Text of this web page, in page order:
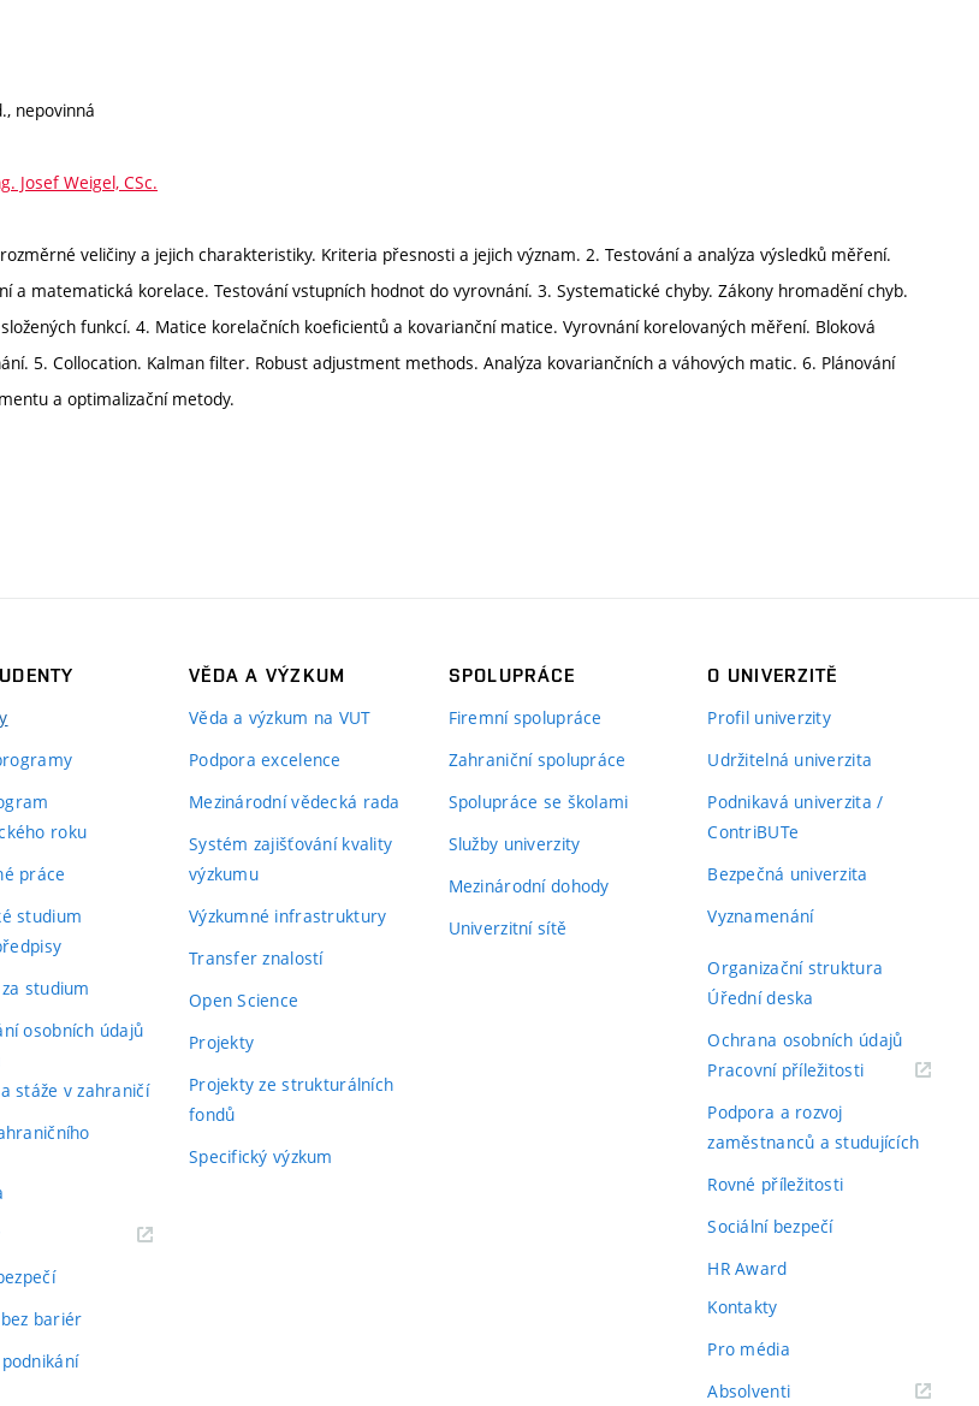
nepovinná
Josef Weigel, CSc.
veličiny a jejich charakteristiky. Kriteria přesnosti a jejich význam. 2. Testování a analýza výsledků měření.
a matematická korelace. Testování vstupních hodnot do vyrovnání. 3. Systematické chyby. Zákony hromadění chyb.
funkcí. 4. Matice korelačních koeficientů a kovarianční matice. Vyrovnání korelovaných měření. Bloková
5. Collocation. Kalman filter. Robust adjustment methods. Analýza kovariančních a váhových matic. 6. Plánování
a optimalizační metody.
roku
práce
studium
studium
osobních údajů
stáže v zahraničí
(externí
bariér
VĚDA A VÝZKUM
Věda a výzkum na VUT
Podpora excelence
Mezinárodní vědecká rada
Systém zajišťování kvality
výzkumu
Výzkumné infrastruktury
Transfer znalostí
Open Science
Projekty
Projekty ze strukturálních
fondů
Specifický výzkum
SPOLUPRÁCE
Firemní spolupráce
Zahraniční spolupráce
Spolupráce se školami
Služby univerzity
Mezinárodní dohody
Univerzitní sítě
O UNIVERZITĚ
Profil univerzity
Udržitelná univerzita
Podnikavá univerzita /
ContriBUTe
Bezpečná univerzita
Vyznamenání
Organizační struktura
Úřední deska
Ochrana osobních údajů
Pracovní příležitosti(externí
Podpora a rozvoj
zaměstnanců a studujících
Rovné příležitosti
Sociální bezpečí
HR Award
Kontakty
Pro média
Absolventi(externí